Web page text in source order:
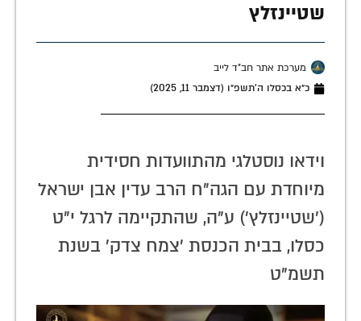
שטיינזלץ
מערכת אתר חב"ד לייב
כ״א בכסלו ה׳תשפ״ו (דצמבר 11, 2025)
וידאו נוסטלגי מהתוועדות חסידית
מיוחדת עם הגה"ח הרב עדין אבן ישראל
('שטיינזלץ') ע"ה, שהתקיימה לרגל י"ט
כסלו, בבית הכנסת 'צמח צדק' בשנת
תשמ"ט